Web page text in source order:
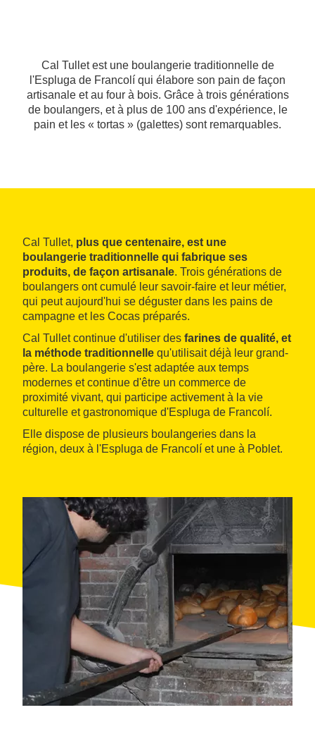
Cal Tullet est une boulangerie traditionnelle de
l'Espluga de Francolí qui élabore son pain de façon
artisanale et au four à bois. Grâce à trois générations
de boulangers, et à plus de 100 ans d'expérience, le
pain et les « tortas » (galettes) sont remarquables.
‭Cal Tullet, plus que centenaire, est une
boulangerie traditionnelle qui fabrique ses
produits, de façon artisanale. Trois générations de
boulangers ont cumulé leur savoir-faire et leur métier,
qui peut aujourd'hui se déguster dans les pains de
campagne et les Cocas préparés.
Cal Tullet continue d'utiliser des farines de qualité, et
la méthode traditionnelle qu'utilisait déjà leur grand-
père. La boulangerie s'est adaptée aux temps
modernes et continue d'être un commerce de
proximité vivant, qui participe activement à la vie
culturelle et gastronomique d'Espluga de Francolí.
Elle dispose de plusieurs boulangeries dans la
région, deux à l'Espluga de Francolí et une à Poblet.